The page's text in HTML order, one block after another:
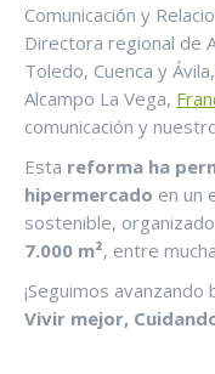
Comunicación y
Directora regional de
Toledo, Cuenca y Ávila,
Alcampo La Vega,
comunicación y
Esta reforma ha
hipermercado en un
sostenible,
7.000 m², entre
¡Seguimos
Vivir mejor,